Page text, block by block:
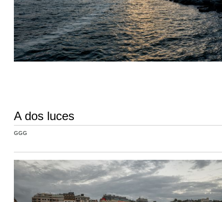
A dos luces
GGG